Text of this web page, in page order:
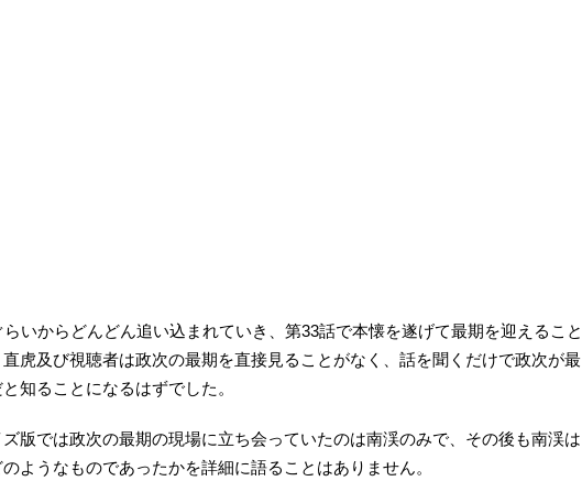
いからどんどん追い込まれていき、第33話で本懐を遂げて最期を迎えること
虎及び視聴者は政次の最期を直接見ることがなく、話を聞くだけで政次が最
知ることになるはずでした。
版では政次の最期の現場に立ち会っていたのは南渓のみで、その後も南渓は
ようなものであったかを詳細に語ることはありません。